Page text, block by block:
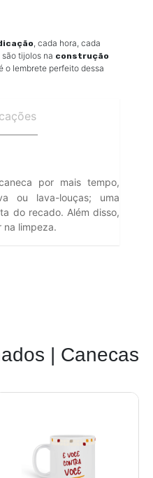
, cada hora, cada
tijolos na construção
o lembrete perfeito dessa
por mais tempo,
ou lava-louças; uma
do recado. Além disso,
na limpeza.
| Canecas